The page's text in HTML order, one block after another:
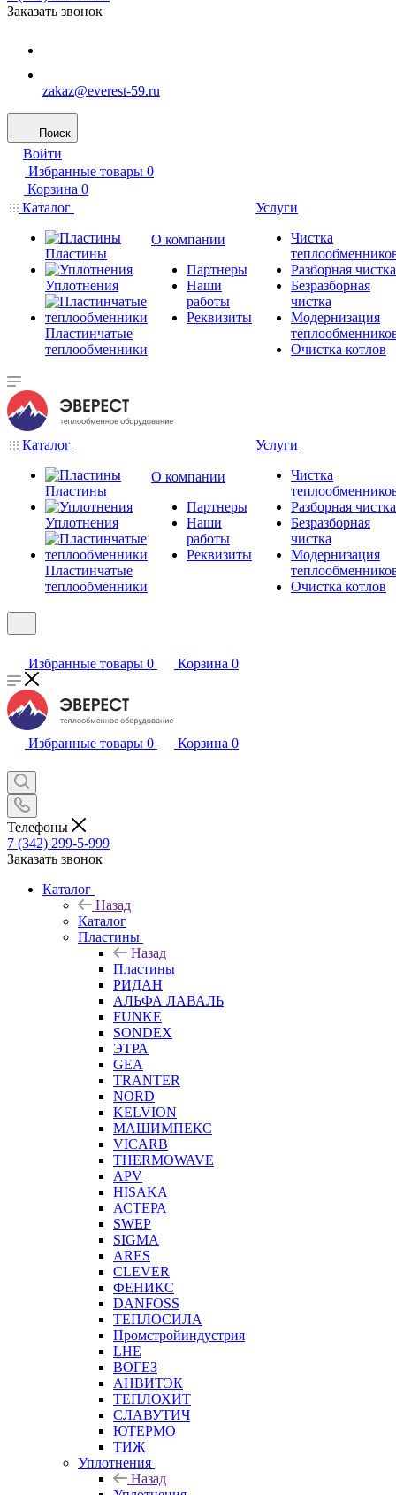
Заказать звонок
zakaz@everest-59.ru
Поиск
Войти
Избранные товары 0
Корзина 0
Каталог
Пластины
Уплотнения
Пластинчатые
теплообменники
О компании
Партнеры
Наши
работы
Реквизиты
Услуги
Чистка
Разборная чистка
Безразборная
чистка
Модернизация
Очистка котлов
Каталог
Пластины
Уплотнения
Пластинчатые
теплообменники
О компании
Партнеры
Наши
работы
Реквизиты
Услуги
Чистка
Разборная чистка
Безразборная
чистка
Модернизация
Очистка котлов
Избранные товары 0 Корзина 0
Избранные товары 0 Корзина 0
Телефоны
7 (342) 299-5-999
Заказать звонок
Каталог
Назад
Каталог
Пластины
Назад
Пластины
РИДАН
АЛЬФА ЛАВАЛЬ
FUNKE
SONDEX
ЭТРА
GEA
TRANTER
NORD
KELVION
МАШИМПЕКС
VICARB
THERMOWAVE
APV
HISAKA
АСТЕРА
SWEP
SIGMA
ARES
CLEVER
ФЕНИКС
DANFOSS
ТЕПЛОСИЛА
Промстройиндустрия
LHE
ВОГЕЗ
АНВИТЭК
ТЕПЛОХИТ
СЛАВУТИЧ
ЮТЕРМО
ТИЖ
Уплотнения
Назад